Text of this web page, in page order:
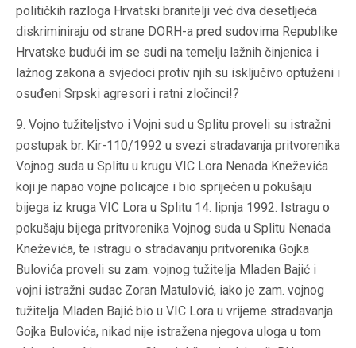
političkih razloga Hrvatski branitelji već dva desetljeća
diskriminiraju od strane DORH-a pred sudovima Republike
Hrvatske budući im se sudi na temelju lažnih činjenica i
lažnog zakona a svjedoci protiv njih su isključivo optuženi i
osuđeni Srpski agresori i ratni zločinci!?
9. Vojno tužiteljstvo i Vojni sud u Splitu proveli su istražni
postupak br. Kir-110/1992 u svezi stradavanja pritvorenika
Vojnog suda u Splitu u krugu VIC Lora Nenada Kneževića
koji je napao vojne policajce i bio spriječen u pokušaju
bijega iz kruga VIC Lora u Splitu 14. lipnja 1992. Istragu o
pokušaju bijega pritvorenika Vojnog suda u Splitu Nenada
Kneževića, te istragu o stradavanju pritvorenika Gojka
Bulovića proveli su zam. vojnog tužitelja Mladen Bajić i
vojni istražni sudac Zoran Matulović, iako je zam. vojnog
tužitelja Mladen Bajić bio u VIC Lora u vrijeme stradavanja
Gojka Bulovića, nikad nije istražena njegova uloga u tom